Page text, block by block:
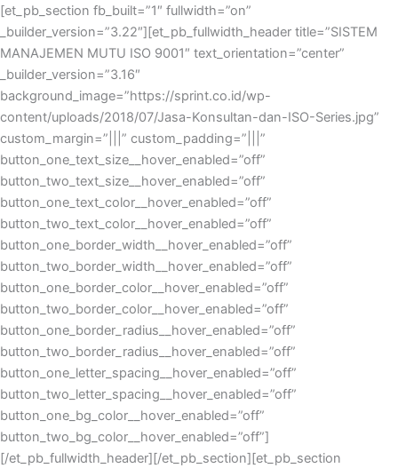
Skip
to
content
[et_pb_section fb_built=”1″ fullwidth=”on”
_builder_version=”3.22″][et_pb_fullwidth_header title=”SISTEM
MANAJEMEN MUTU ISO 9001″ text_orientation=”center”
_builder_version=”3.16″
background_image=”https://sprint.co.id/wp-
content/uploads/2018/07/Jasa-Konsultan-dan-ISO-Series.jpg”
custom_margin=”|||” custom_padding=”|||”
button_one_text_size__hover_enabled=”off”
button_two_text_size__hover_enabled=”off”
button_one_text_color__hover_enabled=”off”
button_two_text_color__hover_enabled=”off”
button_one_border_width__hover_enabled=”off”
button_two_border_width__hover_enabled=”off”
button_one_border_color__hover_enabled=”off”
button_two_border_color__hover_enabled=”off”
button_one_border_radius__hover_enabled=”off”
button_two_border_radius__hover_enabled=”off”
button_one_letter_spacing__hover_enabled=”off”
button_two_letter_spacing__hover_enabled=”off”
button_one_bg_color__hover_enabled=”off”
button_two_bg_color__hover_enabled=”off”]
[/et_pb_fullwidth_header][/et_pb_section][et_pb_section